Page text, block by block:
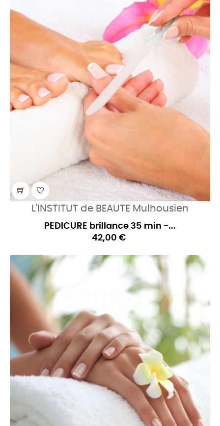
L'INSTITUT de BEAUTE Mulhousien
PEDICURE brillance 35 min -...
42,00 €